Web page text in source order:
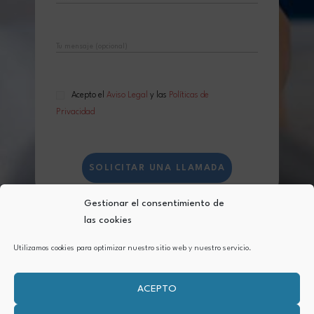
Gestionar el consentimiento de
las cookies
Utilizamos cookies para optimizar nuestro sitio web y nuestro servicio.
ACEPTO
Acepto el Aviso Legal y las Políticas de
Privacidad
Aviso Legal
Política de Privacidad